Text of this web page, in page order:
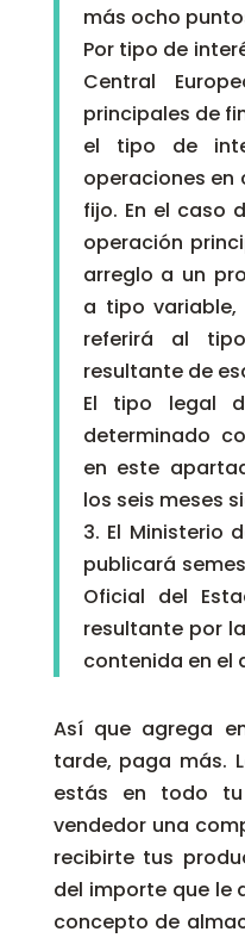
más ocho
Por tipo de
Central
principales de
el tipo de
operaciones
fijo. En el caso
operación
arreglo a un
a tipo
referirá al
resultante de
El tipo legal
determinado
en este
los seis meses
3. El Ministerio
publicará
Oficial del
resultante por
contenida en el
Así que agrega
tarde, paga más.
estás en todo
vendedor una
recibirte tus
del importe que le
concepto de